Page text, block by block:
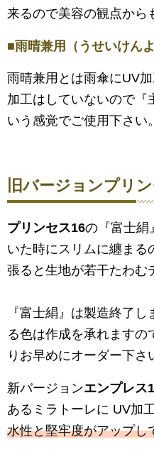
来るので美容の観点から
■雨晴兼用（うせいけん
雨晴兼用とは雨傘にUV
加工はしていないので『
いう感覚でご使用下さい。
旧バージョンプリ
プリンセス16の『富士絹
いた時にスリムに纏まる
張ると生地が若干たわむ
『富士絹』は製造終了
る色は作成を承れますの
りお早めにオーダー下さ
新バージョンエンプレス
あるミラトーレに UV加
水性と堅牢度がアップし